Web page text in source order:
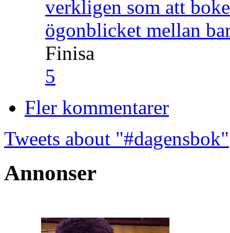
verkligen som att
ögonblicket mellan
Finisa
5
Fler kommentarer
Tweets about "#dagensbok"
Annonser